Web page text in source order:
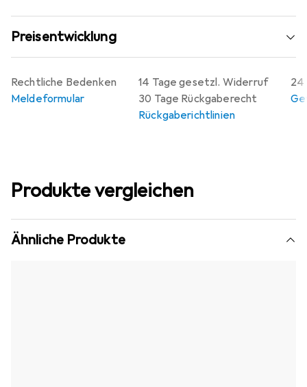
Preisentwicklung
14 Tage gesetzl. Widerruf
30 Tage Rückgaberecht
Rückgaberichtlinien
24
Rechtliche Bedenken
Meldeformular
Produkte vergleichen
Ähnliche Produkte